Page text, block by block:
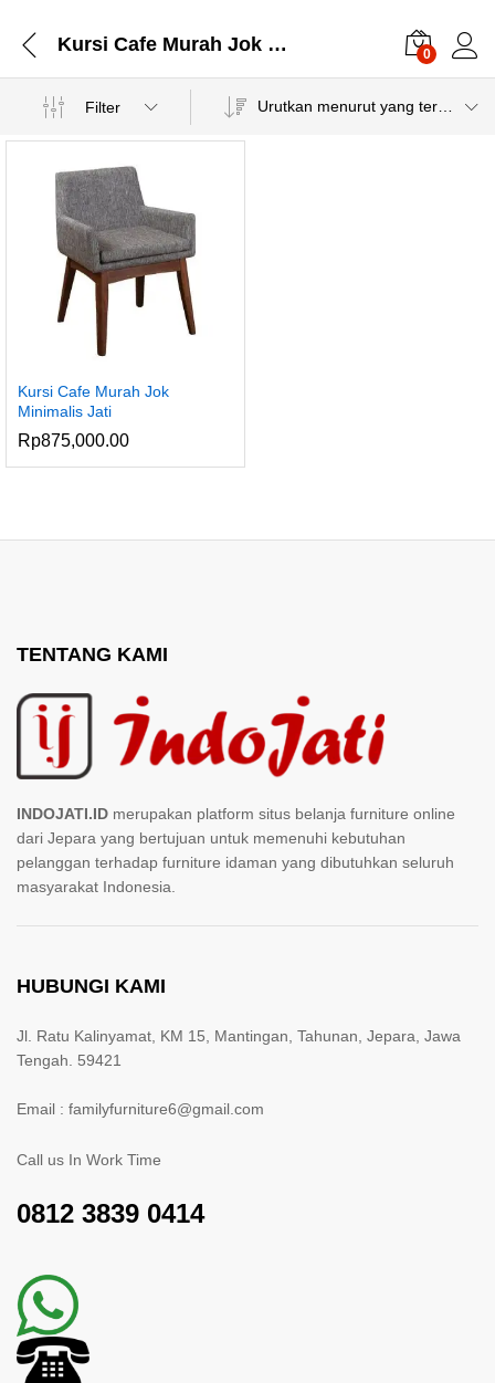
Kursi Cafe Murah Jok Minimalis Jati 0
Filter
Kursi Cafe Murah Jok
Minimalis Jati
Rp875,000.00
TENTANG KAMI
INDOJATI.ID merupakan platform situs belanja furniture online
dari Jepara yang bertujuan untuk memenuhi kebutuhan
pelanggan terhadap furniture idaman yang dibutuhkan seluruh
masyarakat Indonesia.
HUBUNGI KAMI
Jl. Ratu Kalinyamat, KM 15, Mantingan, Tahunan, Jepara, Jawa
Tengah. 59421
Email : familyfurniture6@gmail.com
Call us In Work Time
0812 3839 0414